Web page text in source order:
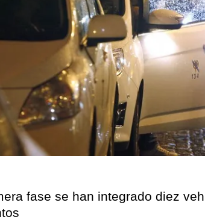
fase se han integrado diez